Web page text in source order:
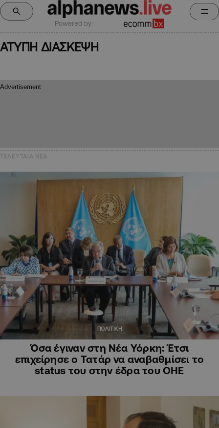
Powered by:
ΑΤΥΠΗ ΔΙΑΣΚΕΨΗ
ΠΟΛΙΤΙΚΗ
Όσα έγιναν στη Νέα Υόρκη: Έτσι
επιχείρησε ο Τατάρ να αναβαθμίσει το
status του στην έδρα του ΟΗΕ